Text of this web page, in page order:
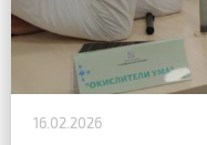
16.02.2026